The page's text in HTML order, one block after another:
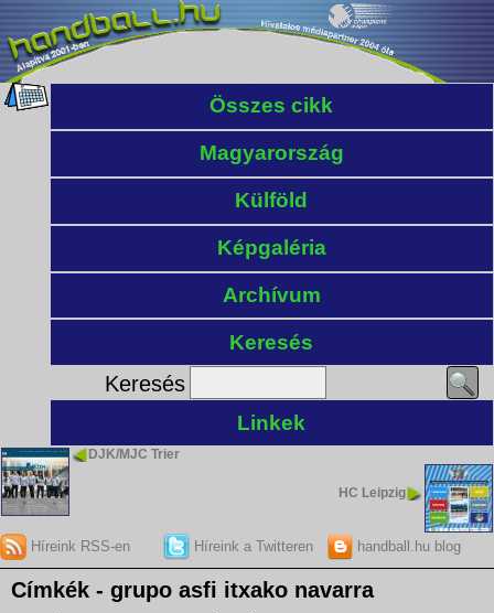
Összes cikk
Magyarország
Külföld
Képgaléria
Archívum
Keresés
Keresés
Linkek
DJK/MJC Trier
HC Leipzig
Híreink RSS-en Híreink a Twitteren handball.hu blog
Címkék - grupo asfi itxako navarra